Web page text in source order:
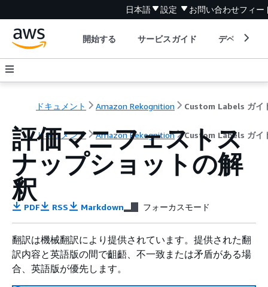
日本語 設定 お問い合わせフィー
開始する サービスガイド デベロッパ
ドキュメント Amazon Rekognition Custom Labels ガイ
ドキュメント Amazon Rekognition Custom Labels ガイ
評価マニフェストス
ナップショットの解
釈
PDF RSS Markdown フォーカスモード
翻訳は機械翻訳により提供されています。提供された翻
訳内容と英語版の間で齟齬、不一致または矛盾がある場
合、英語版が優先します。